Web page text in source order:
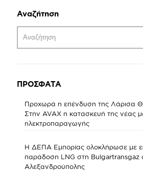
Αναζήτηση
ΠΡΟΣΦΑΤΑ
Προχωρά η επένδυση της Λάρισα
Στην AVAX η κατασκευή της νέας
ηλεκτροπαραγωγής
Η ΔΕΠΑ Εμπορίας ολοκλήρωσε με
παράδοση LNG στη Bulgartransgaz
Αλεξανδρούπολης